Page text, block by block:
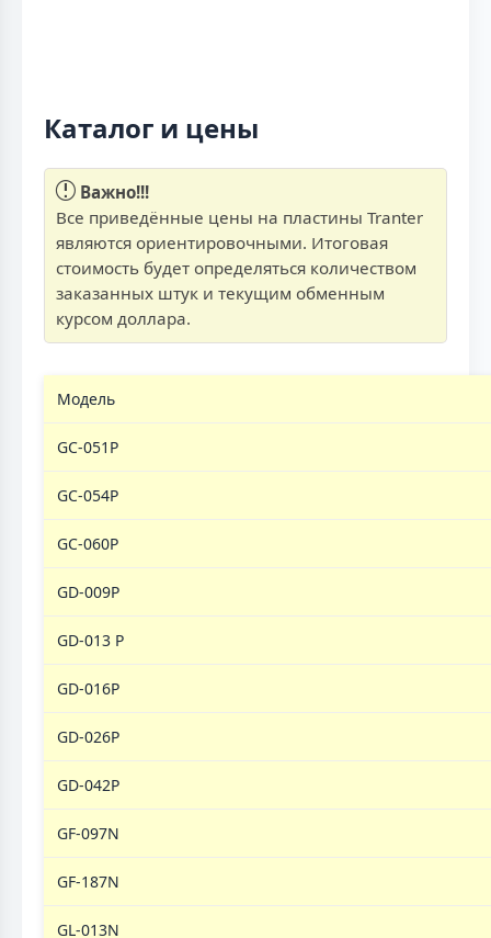
Каталог и цены
Важно!!!
Все приведённые цены на пластины Tranter
являются ориентировочными. Итоговая
стоимость будет определяться количеством
заказанных штук и текущим обменным
курсом доллара.
Модель
GC-051P
GC-054P
GC-060P
GD-009P
GD-013 P
GD-016P
GD-026P
GD-042P
GF-097N
GF-187N
GL-013N